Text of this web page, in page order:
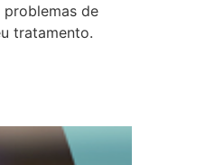
de
tratamento.